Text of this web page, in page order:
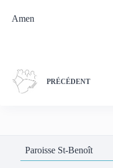
Amen
PRÉCÉDENT
Paroisse St-Benoît